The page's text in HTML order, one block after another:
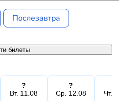
Послезавтра
билеты
?
Вт. 11.08
?
Ср. 12.08
Чт.